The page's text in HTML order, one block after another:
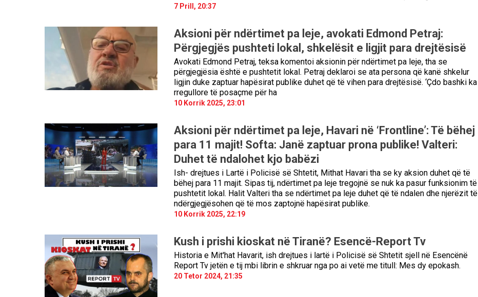
7 Prill, 20:37
Aksioni për ndërtimet pa leje, avokati Edmond Petraj:
Përgjegjës pushteti lokal, shkelësit e ligjit para drejtësisë
Avokati Edmond Petraj, teksa komentoi aksionin për ndërtimet pa leje, tha se
përgjegjësia është e pushtetit lokal. Petraj deklaroi se ata persona që kanë shkelur
ligjin duke zaptuar hapësirat publike duhet që të vihen para drejtësisë. ‘Çdo bashki ka
rregullore të posaçme për ha
10 Korrik 2025, 23:01
Aksioni për ndërtimet pa leje, Havari në ‘Frontline’: Të bëhej
para 11 majit! Softa: Janë zaptuar prona publike! Valteri:
Duhet të ndalohet kjo babëzi
Ish- drejtues i Lartë i Policisë së Shtetit, Mithat Havari tha se ky aksion duhet që të
bëhej para 11 majit. Sipas tij, ndërtimet pa leje tregojnë se nuk ka pasur funksionim të
pushtetit lokal. Halit Valteri tha se ndërtimet pa leje duhet që të ndalen dhe njerëzit të
ndërgjegjësohen që të mos zaptojnë hapësirat publike.
10 Korrik 2025, 22:19
Kush i prishi kioskat në Tiranë? Esencë-Report Tv
Historia e Mit'hat Havarit, ish drejtues i lartë i Policisë së Shtetit sjell në Esencënë
Report Tv jetën e tij mbi librin e shkruar nga po ai vetë me titull: Mes dy epokash.
20 Tetor 2024, 21:35